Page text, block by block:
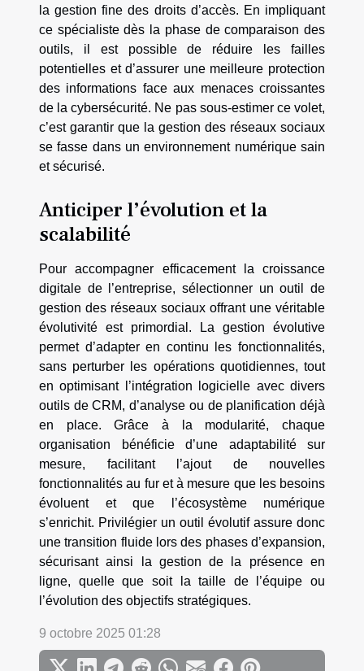
la gestion fine des droits d’accès. En impliquant
ce spécialiste dès la phase de comparaison des
outils, il est possible de réduire les failles
potentielles et d’assurer une meilleure protection
des informations face aux menaces croissantes
de la cybersécurité. Ne pas sous-estimer ce volet,
c’est garantir que la gestion des réseaux sociaux
se fasse dans un environnement numérique sain
et sécurisé.
Anticiper l’évolution et la
scalabilité
Pour accompagner efficacement la croissance
digitale de l’entreprise, sélectionner un outil de
gestion des réseaux sociaux offrant une véritable
évolutivité est primordial. La gestion évolutive
permet d’adapter en continu les fonctionnalités,
sans perturber les opérations quotidiennes, tout
en optimisant l’intégration logicielle avec divers
outils de CRM, d’analyse ou de planification déjà
en place. Grâce à la modularité, chaque
organisation bénéficie d’une adaptabilité sur
mesure, facilitant l’ajout de nouvelles
fonctionnalités au fur et à mesure que les besoins
évoluent et que l’écosystème numérique
s’enrichit. Privilégier un outil évolutif assure donc
une transition fluide lors des phases d’expansion,
sécurisant ainsi la gestion de la présence en
ligne, quelle que soit la taille de l’équipe ou
l’évolution des objectifs stratégiques.
9 octobre 2025 01:28